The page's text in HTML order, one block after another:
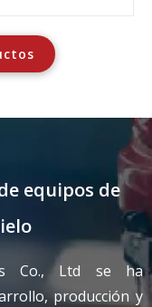
equipos de
Co., Ltd se ha
producción y